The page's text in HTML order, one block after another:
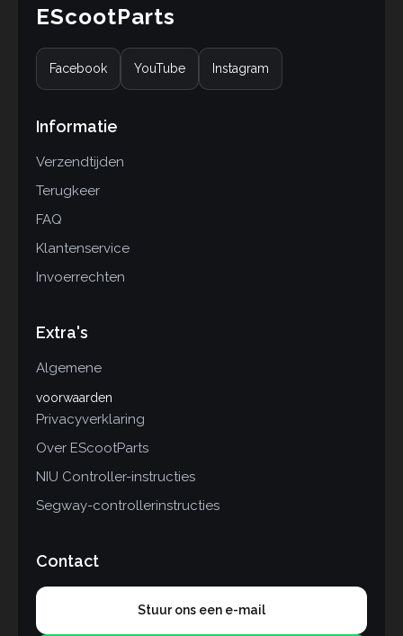
EScootParts
Facebook YouTube Instagram
Informatie
Verzendtijden
Terugkeer
FAQ
Klantenservice
Invoerrechten
Extra's
Algemene
voorwaarden
Privacyverklaring
Over EScootParts
NIU Controller-instructies
Segway-controllerinstructies
Contact
Stuur ons een e-mail